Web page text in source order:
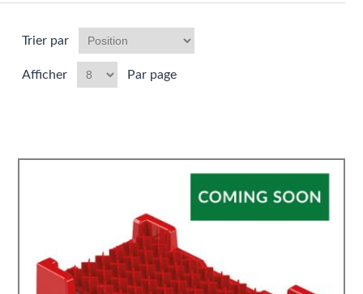
Trier par
Afficher Par page